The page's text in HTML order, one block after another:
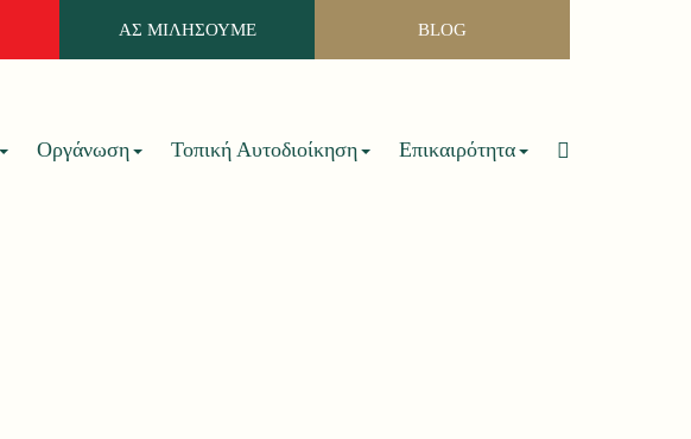
BLOG
ΑΣ ΜΙΛΗΣΟΥΜΕ
Οργάνωση Τοπική Αυτοδιοίκηση Επικαιρότητα